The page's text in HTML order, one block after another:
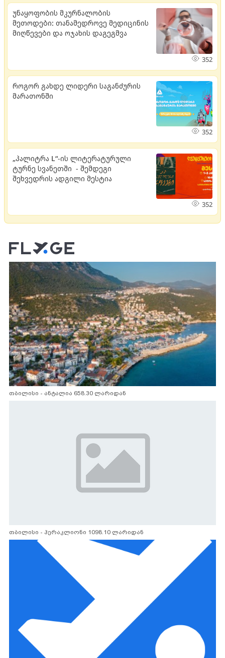
უნაყოფობის მკურნალობის
მეთოდები: თანამედროვე მედიცინის
მიღწევები და ოჯახის დაგეგმვა
352
როგორ გახდე ლიდერი საგანძურის
მარათონში
352
„პალიტრა L“-ის ლიტერატურული
ტურნე სვანეთში - შემდეგი
შეხვედრის ადგილი მესტია
352
თბილისი - ანტალია 658.30 ლარიდან
თბილისი - ჰერაკლიონი 1098.10 ლარიდან